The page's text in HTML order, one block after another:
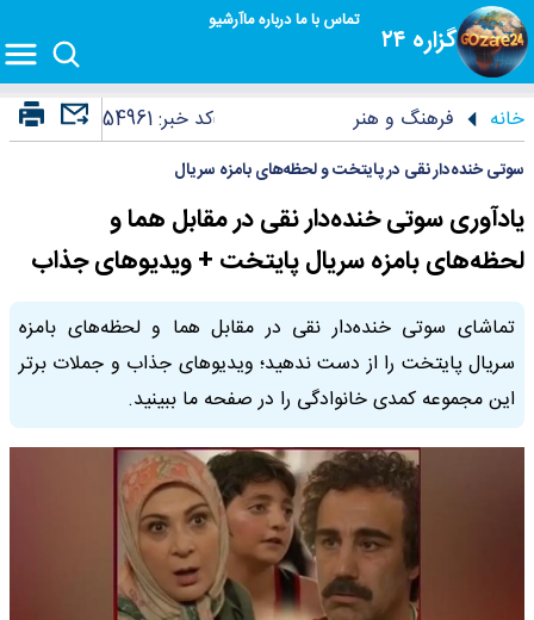
گزاره ۲۴
تماس با مادرباره ماآرشیو
خانه فرهنگ و هنر کد خبر:54961
سوتی خنده‌دار نقی در پایتخت و لحظه‌های بامزه سریال
یادآوری سوتی خنده‌دار نقی در مقابل هما و
لحظه‌های بامزه سریال پایتخت + ویدیوهای جذاب
تماشای سوتی خنده‌دار نقی در مقابل هما و لحظه‌های بامزه
سریال پایتخت را از دست ندهید؛ ویدیوهای جذاب و جملات برتر
این مجموعه کمدی خانوادگی را در صفحه ما ببینید.